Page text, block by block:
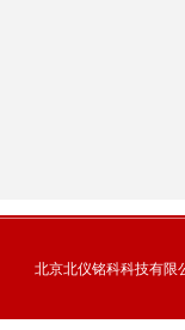
北京北仪铭科科技有限